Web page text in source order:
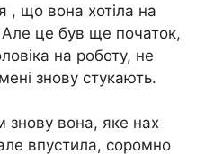
, що вона хотіла на
це був ще початок,
на роботу, не
знову стукають.
знову вона, яке нах
впустила, соромно